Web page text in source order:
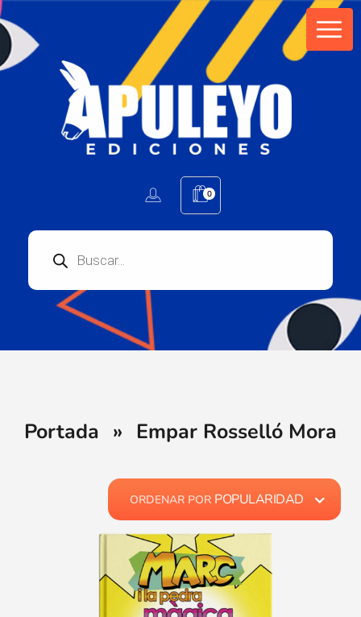
0
Portada » Empar Rosselló Mora
ORDENAR POR POPULARIDAD